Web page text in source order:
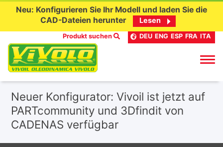
content
Neu: Konfigurieren Sie Ihr Modell und laden Sie die
CAD-Dateien herunter
Lesen
Produkt suchen DEU ENG ESP FRA ITA
Neuer Konfigurator: Vivoil ist jetzt auf
PARTcommunity und 3Dfindit von
CADENAS verfügbar